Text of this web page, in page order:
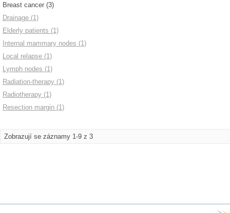
Breast cancer (3)
Drainage (1)
Elderly patients (1)
Internal mammary nodes (1)
Local relapse (1)
Lymph nodes (1)
Radiation-therapy (1)
Radiotherapy (1)
Resection margin (1)
Zobrazují se záznamy 1-9 z 3